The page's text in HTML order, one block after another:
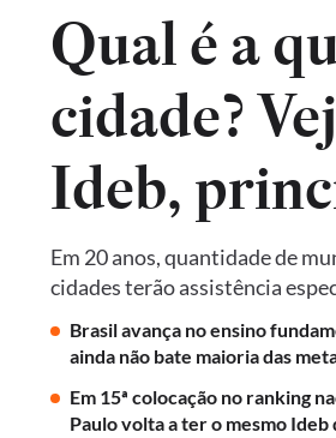
Qual é a
cidade?
Em 20 anos, quantidade de
cidades terão assistência
Brasil avança no ensino
ainda não bate maioria das
Em 15ª colocação no ranking
Paulo volta a ter o mesmo Ideb